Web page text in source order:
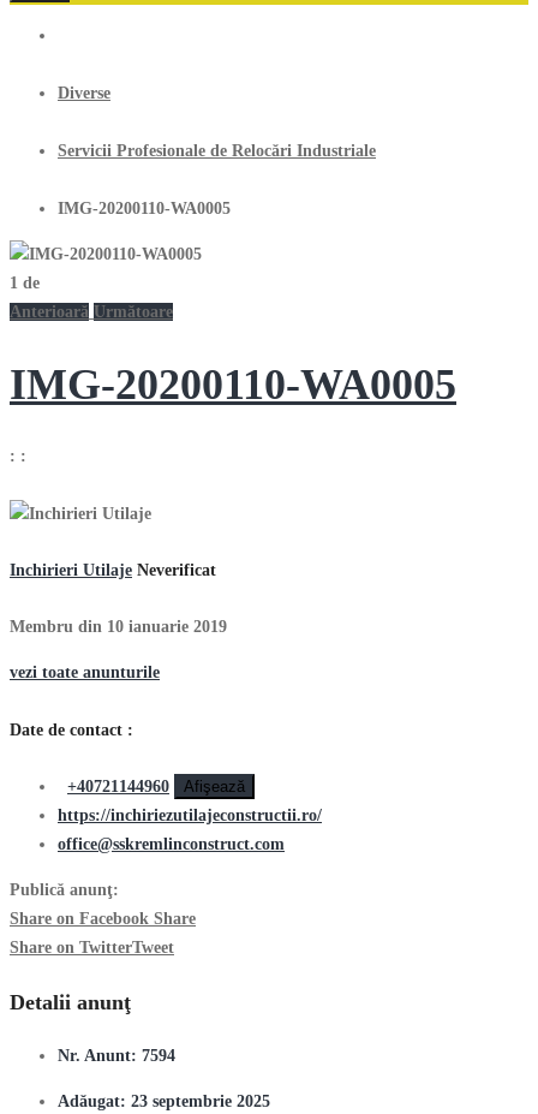
Diverse
Servicii Profesionale de Relocări Industriale
IMG-20200110-WA0005
1 de
Anterioară Următoare
IMG-20200110-WA0005
: :
Inchirieri Utilaje Neverificat
Membru din 10 ianuarie 2019
vezi toate anunturile
Date de contact :
+40721144960
Afişează
https://inchiriezutilajeconstructii.ro/
office@sskremlinconstruct.com
Publică anunţ:
Share on Facebook Share
Share on TwitterTweet
Detalii anunţ
Nr. Anunt: 7594
Adăugat: 23 septembrie 2025